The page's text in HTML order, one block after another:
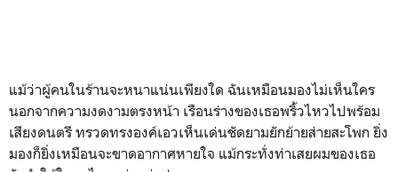
แม้ว่าผู้คนในร้านจะหนาแน่นเพียงใด ฉันเหมือนมองไม่เห็นใคร
นอกจากความงดงามตรงหน้า เรือนร่างของเธอพริ้วไหวไปพร้อม
เสียงดนตรี ทรวดทรงองค์เอวเห็นเด่นชัดยามยักย้ายส่ายสะโพก ยิ่ง
มองก็ยิ่งเหมือนจะขาดอากาศหายใจ แม้กระทั่งท่าเสยผมของเธอ